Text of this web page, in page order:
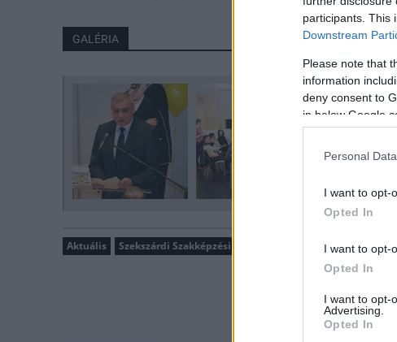
participants. This
Downstream
Please note that
information
deny consent to
in below Google
Personal
I want to opt-
Opted In
I want to opt-
Opted In
I want to opt-
Advertising.
Opted In
GALÉRIA
Aktuális Szekszárdi Szakképzési Centrum Jövőd záloga